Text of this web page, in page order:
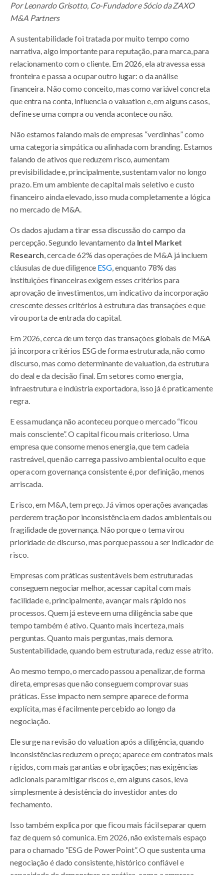
Por Leonardo Grisotto, Co-Fundador e Sócio da ZAXO
M&A Partners
A sustentabilidade foi tratada por muito tempo como
narrativa, algo importante para reputação, para marca, para
relacionamento com o cliente. Em 2026, ela atravessa essa
fronteira e passa a ocupar outro lugar: o da análise
financeira. Não como conceito, mas como variável concreta
que entra na conta, influencia o valuation e, em alguns casos,
define se uma compra ou venda acontece ou não.
Não estamos falando mais de empresas “verdinhas” como
uma categoria simpática ou alinhada com branding. Estamos
falando de ativos que reduzem risco, aumentam
previsibilidade e, principalmente, sustentam valor no longo
prazo. Em um ambiente de capital mais seletivo e custo
financeiro ainda elevado, isso muda completamente a lógica
no mercado de M&A.
Os dados ajudam a tirar essa discussão do campo da
percepção. Segundo levantamento da Intel Market
Research, cerca de 62% das operações de M&A já incluem
cláusulas de due diligence ESG, enquanto 78% das
instituições financeiras exigem esses critérios para
aprovação de investimentos, um indicativo da incorporação
crescente desses critérios à estrutura das transações e que
virou porta de entrada do capital.
Em 2026, cerca de um terço das transações globais de M&A
já incorpora critérios ESG de forma estruturada, não como
discurso, mas como determinante de valuation, da estrutura
do deal e da decisão final. Em setores como energia,
infraestrutura e indústria exportadora, isso já é praticamente
regra.
E essa mudança não aconteceu porque o mercado “ficou
mais consciente”. O capital ficou mais criterioso. Uma
empresa que consome menos energia, que tem cadeia
rastreável, que não carrega passivo ambiental oculto e que
opera com governança consistente é, por definição, menos
arriscada.
E risco, em M&A, tem preço. Já vimos operações avançadas
perderem tração por inconsistência em dados ambientais ou
fragilidade de governança. Não porque o tema virou
prioridade de discurso, mas porque passou a ser indicador de
risco.
Empresas com práticas sustentáveis bem estruturadas
conseguem negociar melhor, acessar capital com mais
facilidade e, principalmente, avançar mais rápido nos
processos. Quem já esteve em uma diligência sabe que
tempo também é ativo. Quanto mais incerteza, mais
perguntas. Quanto mais perguntas, mais demora.
Sustentabilidade, quando bem estruturada, reduz esse atrito.
Ao mesmo tempo, o mercado passou a penalizar, de forma
direta, empresas que não conseguem comprovar suas
práticas. Esse impacto nem sempre aparece de forma
explícita, mas é facilmente percebido ao longo da
negociação.
Ele surge na revisão do valuation após a diligência, quando
inconsistências reduzem o preço; aparece em contratos mais
rígidos, com mais garantias e obrigações; nas exigências
adicionais para mitigar riscos e, em alguns casos, leva
simplesmente à desistência do investidor antes do
fechamento.
Isso também explica por que ficou mais fácil separar quem
faz de quem só comunica. Em 2026, não existe mais espaço
para o chamado “ESG de PowerPoint”. O que sustenta uma
negociação é dado consistente, histórico confiável e